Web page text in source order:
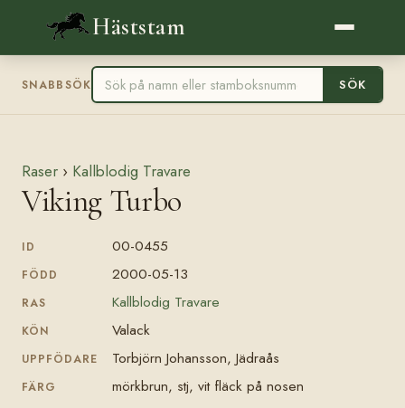
Häststam
SNABBSÖK SÖK
Raser › Kallblodig Travare
Viking Turbo
ID 00-0455
FÖDD 2000-05-13
RAS Kallblodig Travare
KÖN Valack
UPPFÖDARE Torbjörn Johansson, Jädraås
FÄRG mörkbrun, stj, vit fläck på nosen